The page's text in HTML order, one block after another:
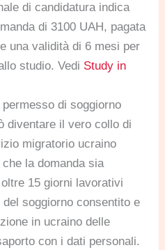
di candidatura indica
di 3100 UAH, pagata
una validità di 6 mesi per
studio. Vedi Study in
permesso di soggiorno
diventare il vero collo di
migratorio ucraino
la domanda sia
15 giorni lavorativi
soggiorno consentito e
in ucraino delle
con i dati personali.